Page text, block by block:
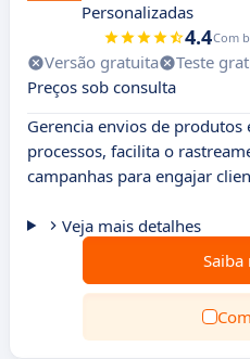
Personalizadas
4.4Com
Versão gratuita Teste
Preços sob consulta
Gerencia envios de
processos, facilita o
campanhas para engajar
Veja mais detalhes
Saiba